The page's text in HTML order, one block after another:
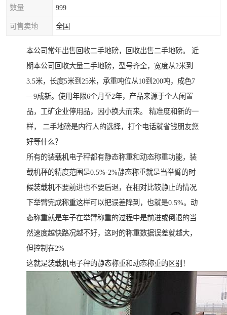
数量 999
可售卖地 全国
本公司常年出售回收二手地磅，回收出售二手地磅。 近
期本公司回收大量二手地磅，型号齐全，宽度从2米到
3.5米，长度5米到25米，承重吨位从10到200吨，成色7
—9成新。使用年限6个月至2年，产品来源于个人闲置
品，工矿企业停用品，因小换大而来。 精准度和新的一
样， 二手地磅是内行人的选择，打个电话就省钱朋友您
好等什么？
所有的装载机电子秤都有静态称重和动态称重功能，装
载机秤的精度范围是0.5%-2%静态称重就是当举臂的时
候装载机不要前进也不要后退，在相对比较静止的情况
下举臂完成称重这样可以把误差降到，也就是0.5%。动
态称重就是车子在举臂称重的过程中是前进或倒退的当
然速度越快路况越不好，这时的称重数据误差就越大，
但控制在2%
这就是装载机电子秤的静态称重和动态称重的区别！